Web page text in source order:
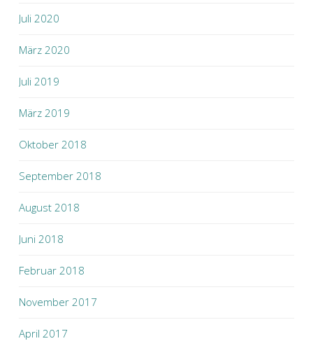
Juli 2020
März 2020
Juli 2019
März 2019
Oktober 2018
September 2018
August 2018
Juni 2018
Februar 2018
November 2017
April 2017